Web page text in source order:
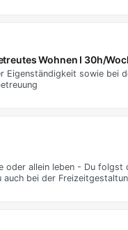
Wohnen I 30h/
Eigenständigkeit sowie
oder allein leben - Du
bei der